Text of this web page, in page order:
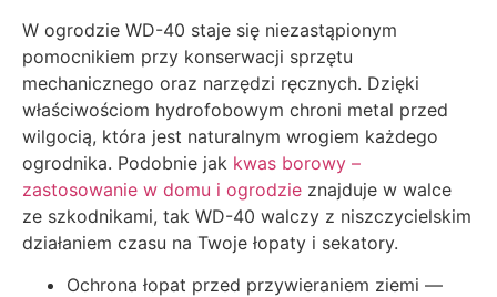
W ogrodzie WD-40 staje się niezastąpionym
pomocnikiem przy konserwacji sprzętu
mechanicznego oraz narzędzi ręcznych. Dzięki
właściwościom hydrofobowym chroni metal przed
wilgocią, która jest naturalnym wrogiem każdego
ogrodnika. Podobnie jak kwas borowy –
zastosowanie w domu i ogrodzie znajduje w walce
ze szkodnikami, tak WD-40 walczy z niszczycielskim
działaniem czasu na Twoje łopaty i sekatory.
Ochrona łopat przed przywieraniem ziemi —